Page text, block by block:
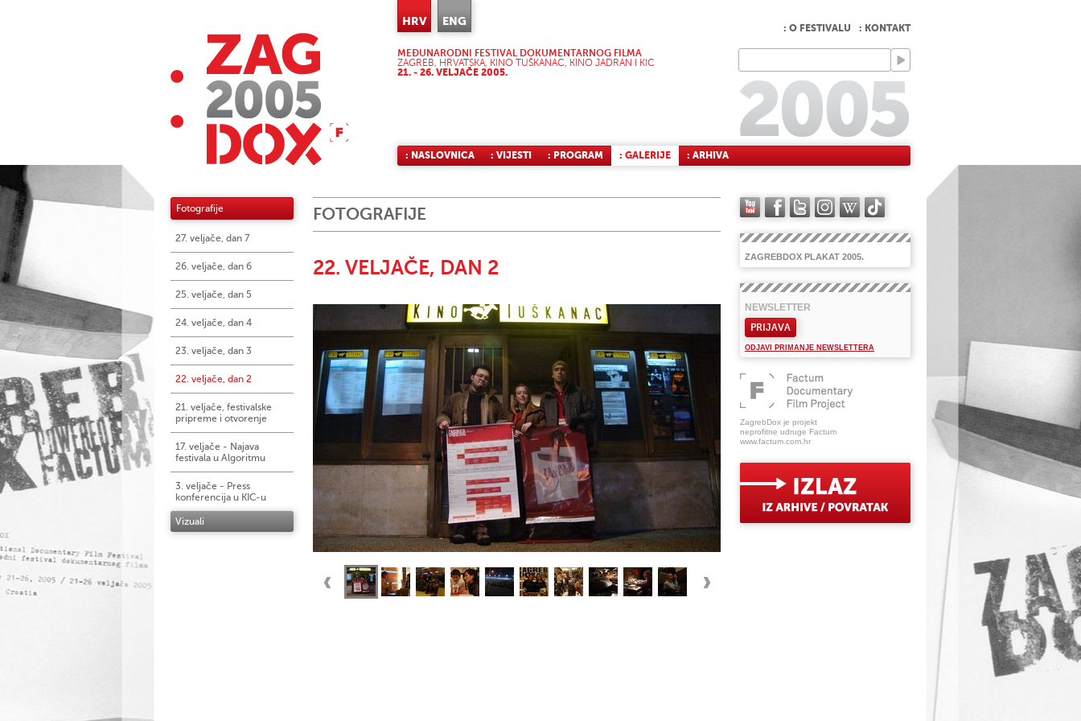
HRV ENG
: O FESTIVALU : KONTAKT
MEĐUNARODNI FESTIVAL DOKUMENTARNOG FILMA
ZAGREB, HRVATSKA, KINO TUŠKANAC, KINO JADRAN I KIC
21. - 26. VELJAČE 2005.
: NASLOVNICA : VIJESTI : PROGRAM : GALERIJE : ARHIVA
Fotografije
27. veljače, dan 7
26. veljače, dan 6
25. veljače, dan 5
24. veljače, dan 4
23. veljače, dan 3
22. veljače, dan 2
21. veljače, festivalske
pripreme i otvorenje
17. veljače - Najava
festivala u Algoritmu
3. veljače - Press
konferencija u KIC-u
Vizuali
FOTOGRAFIJE
22. VELJAČE, DAN 2 ZAGREBDOX PLAKAT 2005.
NEWSLETTER
PRIJAVA
ODJAVI PRIMANJE NEWSLETTERA
ZagrebDox je projekt
neprofitne udruge Factum
www.factum.com.hr